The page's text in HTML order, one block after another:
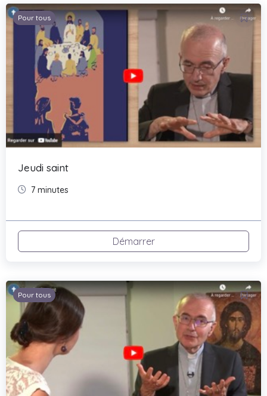
Pour tous
Jeudi saint
7 minutes
Démarrer
Pour tous